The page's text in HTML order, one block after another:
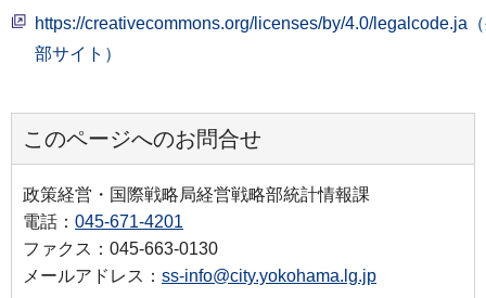
https://creativecommons.org/licenses/by/4.0/legalcode.ja
部サイト）
このページへのお問合せ
政策経営・国際戦略局経営戦略部統計情報課
電話： 045-671-4201
ファクス：045-663-0130
メールアドレス： ss-info@city.yokohama.lg.jp